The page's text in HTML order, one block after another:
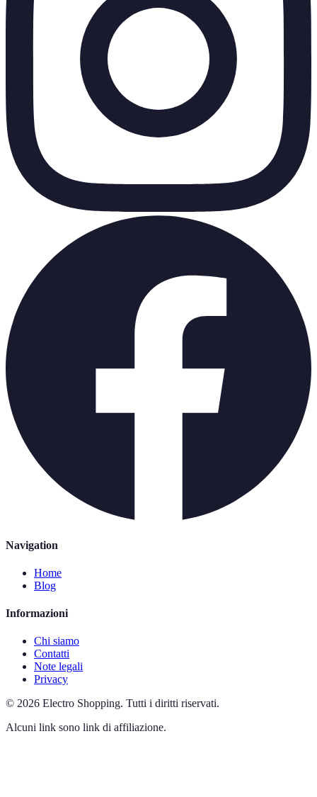
Navigation
Home
Blog
Informazioni
Chi siamo
Contatti
Note legali
Privacy
© 2026 Electro Shopping. Tutti i diritti riservati.
Alcuni link sono link di affiliazione.